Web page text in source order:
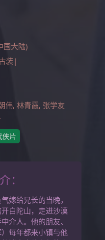
国大陆)
装|
伟, 林青霞, 张学友
侠片
：
给兄长的当晚，
白陀山，走进沙漠
介人。他的朋友、
每年都来小镇与他